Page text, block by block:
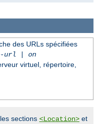
des URLs spécifiées
url
on
virtuel, répertoire,
sections <Location> et